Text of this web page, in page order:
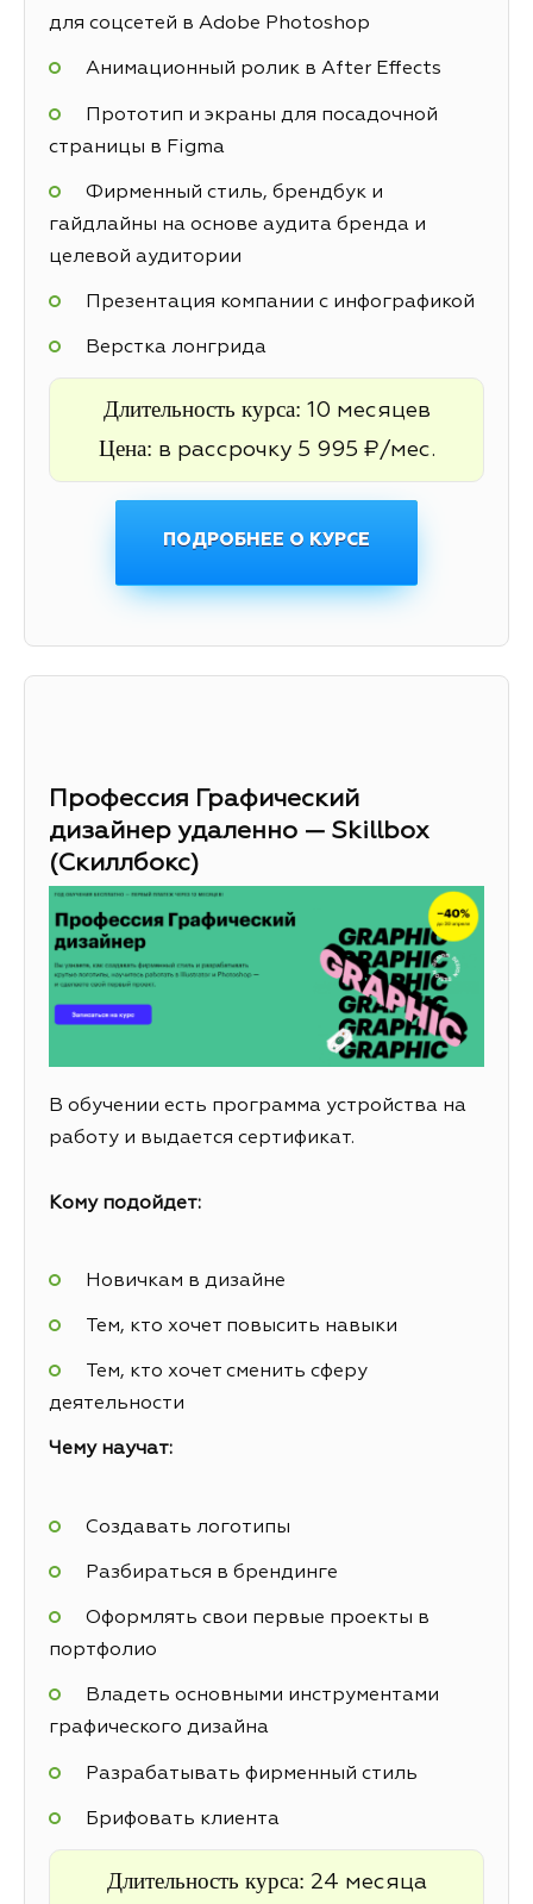
для соцсетей в Adobe Photoshop
Анимационный ролик в After Effects
Прототип и экраны для посадочной
страницы в Figma
Фирменный стиль, брендбук и
гайдлайны на основе аудита бренда и
целевой аудитории
Презентация компании с инфографикой
Верстка лонгрида
Длительность курса: 10 месяцев
Цена: в рассрочку 5 995 ₽/мес.
ПОДРОБНЕЕ О КУРСЕ
Профессия Графический
дизайнер удаленно — Skillbox
(Скиллбокс)
В обучении есть программа устройства на
работу и выдается сертификат.
Кому подойдет:
Новичкам в дизайне
Тем, кто хочет повысить навыки
Тем, кто хочет сменить сферу
деятельности
Чему научат:
Создавать логотипы
Разбираться в брендинге
Оформлять свои первые проекты в
портфолио
Владеть основными инструментами
графического дизайна
Разрабатывать фирменный стиль
Брифовать клиента
Длительность курса: 24 месяца